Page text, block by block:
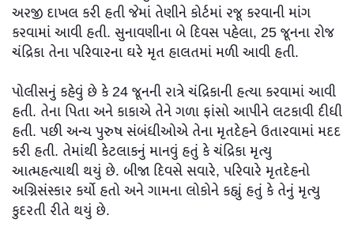
અરજી દાખલ કરી હતી જેમાં તેણીને કોર્ટમાં રજૂ કરવાની માંગ
કરવામાં આવી હતી. સુનાવણીના બે દિવસ પહેલા, 25 જૂનના રોજ
ચંદ્રિકા તેના પરિવારના ઘરે મૃત હાલતમાં મળી આવી હતી.
પોલીસનું કહેવું છે કે 24 જૂનની રાત્રે ચંદ્રિકાની હત્યા કરવામાં આવી
હતી. તેના પિતા અને કાકાએ તેને ગળા ફાંસો આપીને લટકાવી દીધી
હતી. પછી અન્ય પુરુષ સંબંધીઓએ તેના મૃતદેહને ઉતારવામાં મદદ
કરી હતી. તેમાંથી કેટલાકનું માનવું હતું કે ચંદ્રિકા મૃત્યુ
આત્મહત્યાથી થયું છે. બીજા દિવસે સવારે, પરિવારે મૃતદેહનો
અગ્નિસંસ્કાર કર્યો હતો અને ગામના લોકોને કહ્યું હતું કે તેનું મૃત્યુ
કુદરતી રીતે થયું છે.